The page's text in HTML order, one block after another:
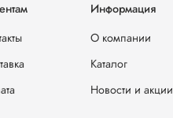
Информация
О компании
Каталог
Новости и акции